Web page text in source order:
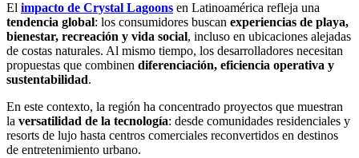
El impacto de Crystal Lagoons en Latinoamérica refleja una
tendencia global: los consumidores buscan experiencias de playa,
bienestar, recreación y vida social, incluso en ubicaciones alejadas
de costas naturales. Al mismo tiempo, los desarrolladores necesitan
propuestas que combinen diferenciación, eficiencia operativa y
sustentabilidad.
En este contexto, la región ha concentrado proyectos que muestran
la versatilidad de la tecnología: desde comunidades residenciales y
resorts de lujo hasta centros comerciales reconvertidos en destinos
de entretenimiento urbano.